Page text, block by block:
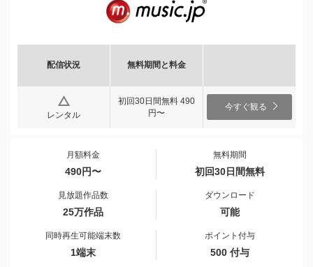
配信状況 無料期間と料金
レンタル
初回30日間無料 490
円〜
今すぐ観る
月額料金
490円〜
無料期間
初回30日間無料
見放題作品数
25万作品
ダウンロード
可能
同時再生可能端末数
1端末
ポイント付与
500 付与